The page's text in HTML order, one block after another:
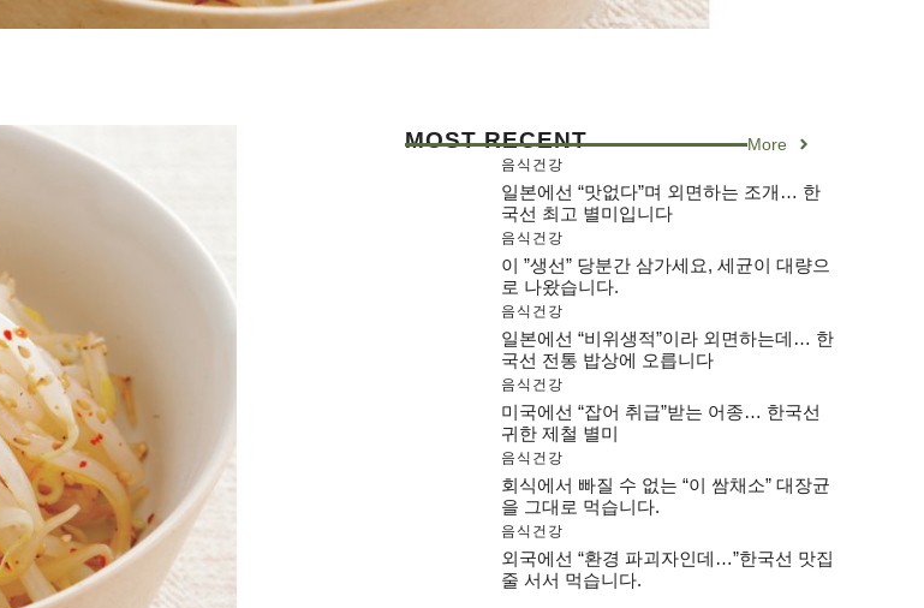
MOST RECENT More
음식건강
일본에선 “맛없다”며 외면하는 조개… 한
국선 최고 별미입니다
음식건강
이 ”생선” 당분간 삼가세요, 세균이 대량으
로 나왔습니다.
음식건강
일본에선 “비위생적”이라 외면하는데… 한
국선 전통 밥상에 오릅니다
음식건강
미국에선 “잡어 취급”받는 어종… 한국선
귀한 제철 별미
음식건강
회식에서 빠질 수 없는 “이 쌈채소” 대장균
을 그대로 먹습니다.
음식건강
외국에선 “환경 파괴자인데…”한국선 맛집
줄 서서 먹습니다.